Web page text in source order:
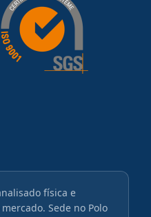
física e
Sede no Polo